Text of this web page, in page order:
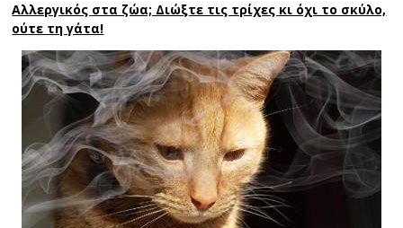
Αλλεργικός στα ζώα; Διώξτε τις τρίχες κι όχι το σκύλο,
ούτε τη γάτα!